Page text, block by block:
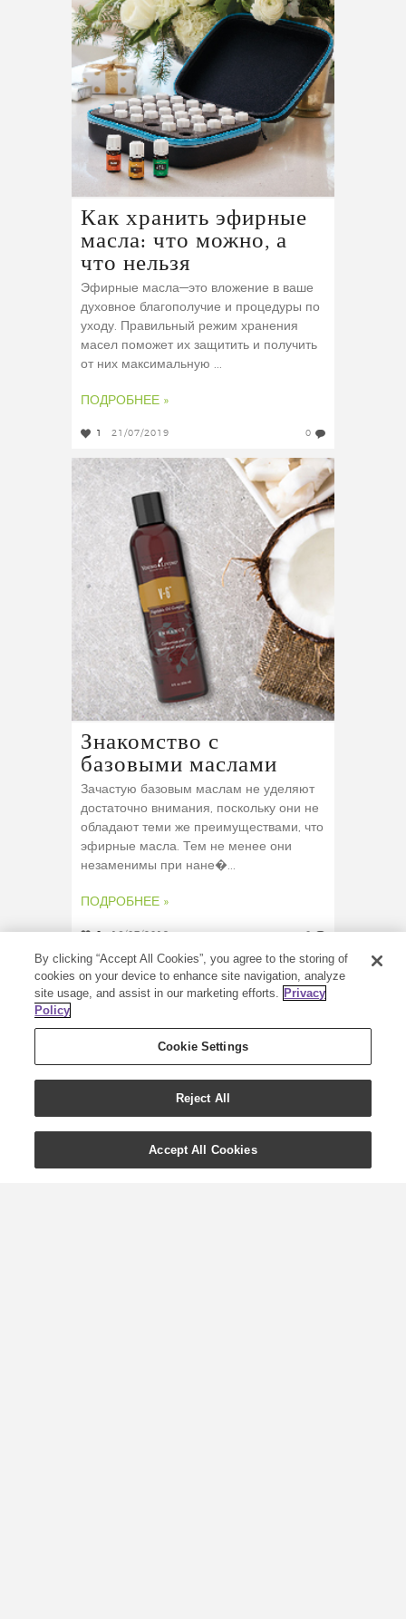
Как хранить эфирные
масла: что можно, а
что нельзя
Эфирные масла—это вложение в ваше
духовное благополучие и процедуры по
уходу. Правильный режим хранения
масел поможет их защитить и получить
от них максимальную ...
ПОДРОБНЕЕ »
1 21/07/2019 0
Знакомство с
базовыми маслами
Зачастую базовым маслам не уделяют
достаточно внимания, поскольку они не
обладают теми же преимуществами, что
эфирные масла. Тем не менее они
незаменимы при нане�...
ПОДРОБНЕЕ »
0 16/07/2019 0
By clicking “Accept All Cookies”, you agree to the storing of
cookies on your device to enhance site navigation, analyze
site usage, and assist in our marketing efforts. Privacy
Policy
Cookie Settings
Reject All
Accept All Cookies